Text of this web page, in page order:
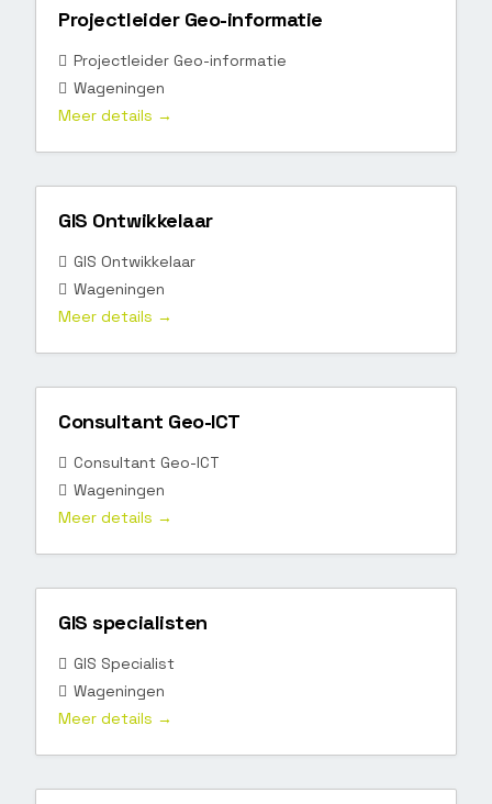
Projectleider Geo-informatie
Projectleider Geo-informatie
Wageningen
Meer details
GIS Ontwikkelaar
GIS Ontwikkelaar
Wageningen
Meer details
Consultant Geo-ICT
Consultant Geo-ICT
Wageningen
Meer details
GIS specialisten
GIS Specialist
Wageningen
Meer details